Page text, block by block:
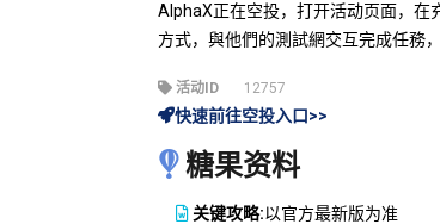
AlphaX正在空投，打开活动页面，在
方式，與他們的測試網交互完成任務
活动ID 12757
快速前往空投入口>>
糖果资料
关键攻略:以官方最新版为准